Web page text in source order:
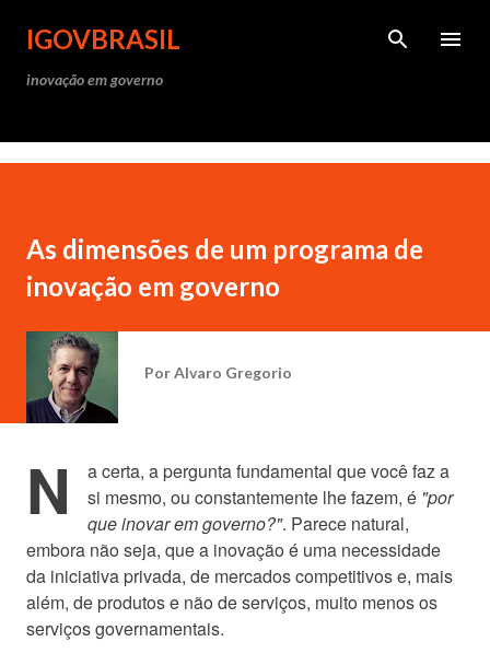
Pular para o conteúdo
IGOVBRASIL
inovação em governo
As dimensões de um programa de
inovação em governo
PorAlvaro Gregorio
N
a certa, a pergunta fundamental que você faz a
si mesmo, ou constantemente lhe fazem, é "por
que inovar em governo?". Parece natural,
embora não seja, que a inovação é uma necessidade
da iniciativa privada, de mercados competitivos e, mais
além, de produtos e não de serviços, muito menos os
serviços governamentais.